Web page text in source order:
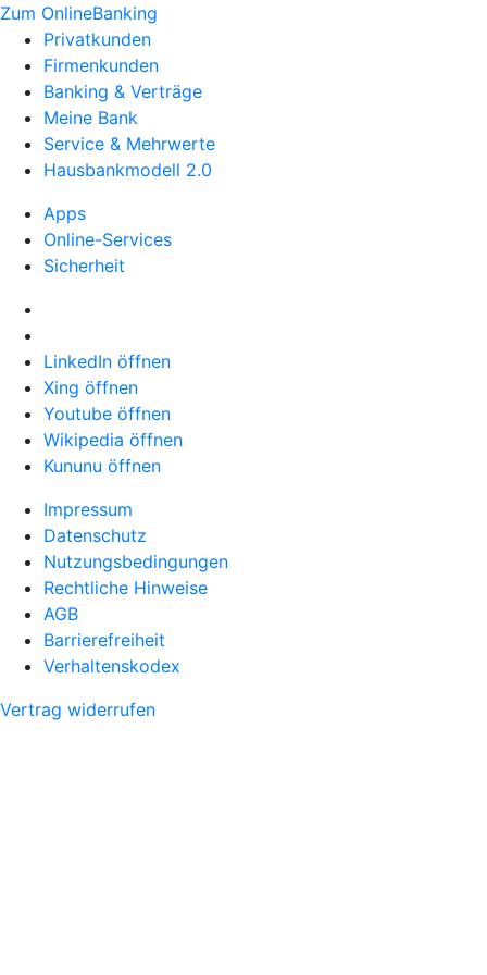
Zum OnlineBanking
Privatkunden
Firmenkunden
Banking & Verträge
Meine Bank
Service & Mehrwerte
Hausbankmodell 2.0
Apps
Online-Services
Sicherheit
LinkedIn öffnen
Xing öffnen
Youtube öffnen
Wikipedia öffnen
Kununu öffnen
Impressum
Datenschutz
Nutzungsbedingungen
Rechtliche Hinweise
AGB
Barrierefreiheit
Verhaltenskodex
Vertrag widerrufen